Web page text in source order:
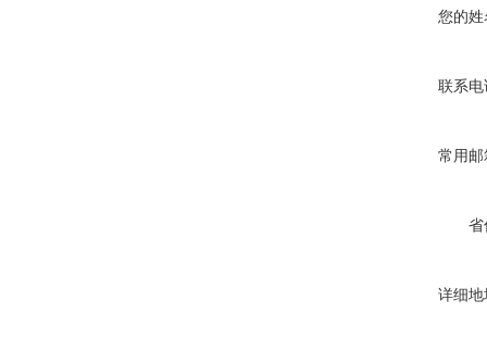
您的姓
联系电
常用邮
省
详细地